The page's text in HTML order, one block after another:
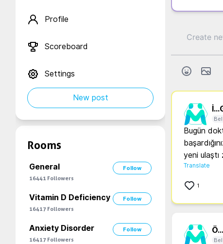
Profile
Scoreboard
Settings
New post
Rooms
General
Follow
16441 Followers
Vitamin D Deficiency
Follow
16417 Followers
Anxiety Disorder
Follow
16417 Followers
İ...
Bugün
yeni ulaştı
Translate
1
Ö...